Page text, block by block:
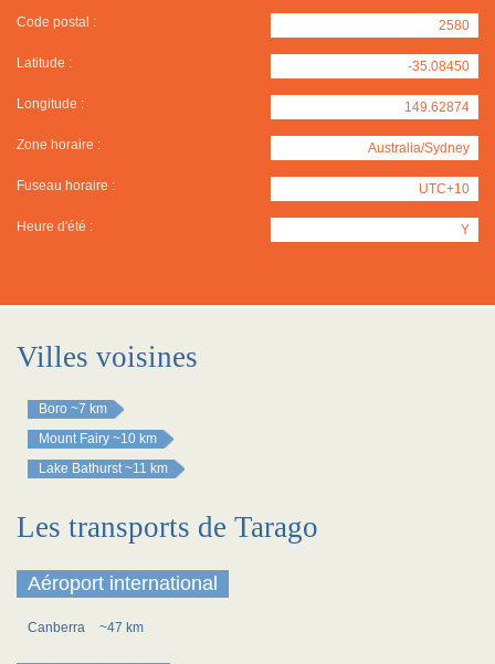
Code postal : 2580
Latitude : -35.08450
Longitude : 149.62874
Zone horaire : Australia/Sydney
Fuseau horaire : UTC+10
Heure d'été : Y
Villes voisines
Boro ~7 km
Mount Fairy ~10 km
Lake Bathurst ~11 km
Les transports de Tarago
Aéroport international
Canberra ~47 km